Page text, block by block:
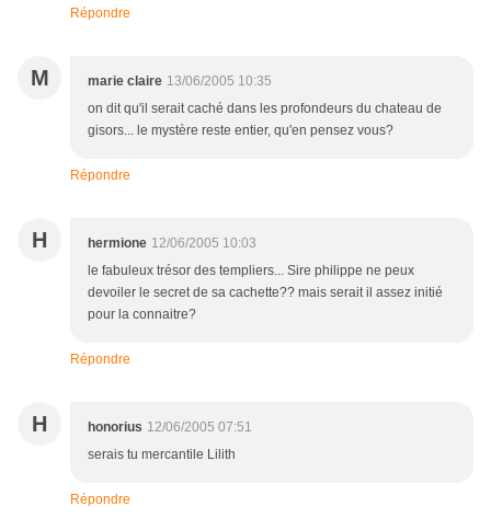
Répondre
M marie claire 13/06/2005 10:35
on dit qu'il serait caché dans les profondeurs du chateau de
gisors... le mystère reste entier, qu'en pensez vous?
Répondre
H hermione 12/06/2005 10:03
le fabuleux trésor des templiers... Sire philippe ne peux
devoiler le secret de sa cachette?? mais serait il assez initié
pour la connaitre?
Répondre
H honorius 12/06/2005 07:51
serais tu mercantile Lilith
Répondre